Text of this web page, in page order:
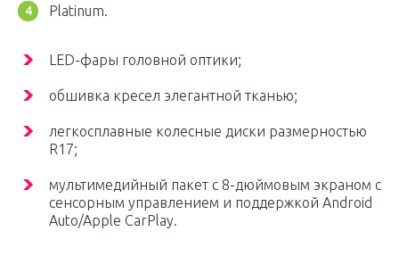
Platinum.
LED-фары головной оптики;
обшивка кресел элегантной тканью;
легкосплавные колесные диски размерностью
R17;
мультимедийный пакет с 8-дюймовым экраном с
сенсорным управлением и поддержкой Android
Auto/Apple CarPlay.